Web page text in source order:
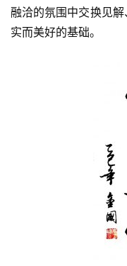
融洽的氛围中交换见
实而美好的基础。